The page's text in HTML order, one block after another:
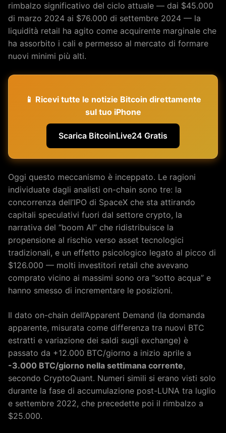
rimbalzo significativo del ciclo attuale — dai $45.000
di marzo 2024 ai $76.000 di settembre 2024 — la
liquidità retail ha agito come acquirente marginale che
ha assorbito i cali e permesso al mercato di formare
nuovi minimi più alti.
📱 Ricevi tutte le notizie Bitcoin direttamente
sul tuo iPhone
Scarica BitcoinLive24 Gratis
Oggi questo meccanismo è inceppato. Le ragioni
individuate dagli analisti on-chain sono tre: la
concorrenza dell’IPO di SpaceX che sta attirando
capitali speculativi fuori dal settore crypto, la
narrativa del “boom AI” che ridistribuisce la
propensione al rischio verso asset tecnologici
tradizionali, e un effetto psicologico legato al picco di
$126.000 — molti investitori retail che avevano
comprato vicino ai massimi sono ora “sotto acqua” e
hanno smesso di incrementare le posizioni.
Il dato on-chain dell’Apparent Demand (la domanda
apparente, misurata come differenza tra nuovi BTC
estratti e variazione dei saldi sugli exchange) è
passato da +12.000 BTC/giorno a inizio aprile a
-3.000 BTC/giorno nella settimana corrente,
secondo CryptoQuant. Numeri simili si erano visti solo
durante la fase di accumulazione post-LUNA tra luglio
e settembre 2022, che precedette poi il rimbalzo a
$25.000.